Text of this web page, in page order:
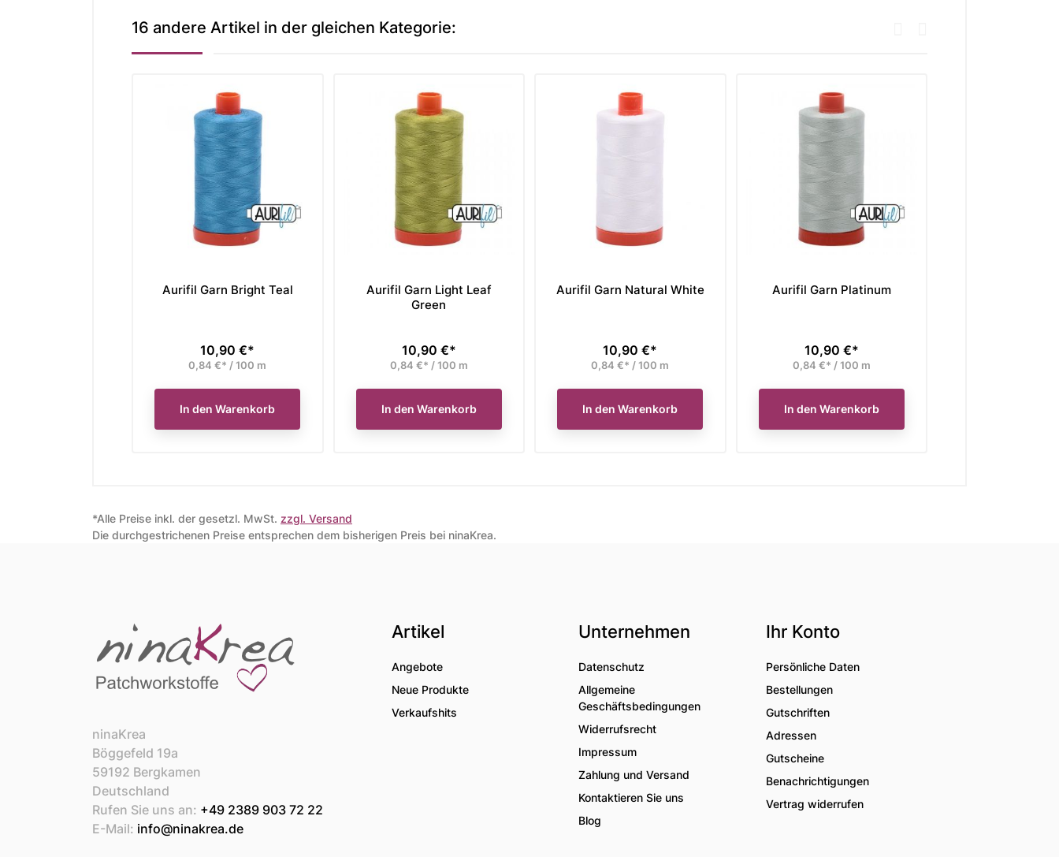
16 andere Artikel in der gleichen Kategorie:
Aurifil Garn Bright Teal
Preis
10,90 €*
0,84 €* / 100 m
In den Warenkorb
Aurifil Garn Light Leaf
Green
Preis
10,90 €*
0,84 €* / 100 m
In den Warenkorb
Aurifil Garn Natural White
Preis
10,90 €*
0,84 €* / 100 m
In den Warenkorb
Aurifil Garn Platinum
Preis
10,90 €*
0,84 €* / 100 m
In den Warenkorb
*Alle Preise inkl. der gesetzl. MwSt. zzgl. Versand
Die durchgestrichenen Preise entsprechen dem bisherigen Preis bei ninaKrea.
ninaKrea
Böggefeld 19a
59192 Bergkamen
Deutschland
Rufen Sie uns an: +49 2389 903 72 22
E-Mail: info@ninakrea.de
Artikel
Angebote
Neue Produkte
Verkaufshits
Unternehmen
Datenschutz
Allgemeine
Geschäftsbedingungen
Widerrufsrecht
Impressum
Zahlung und Versand
Kontaktieren Sie uns
Blog
Ihr Konto
Persönliche Daten
Bestellungen
Gutschriften
Adressen
Gutscheine
Benachrichtigungen
Vertrag widerrufen